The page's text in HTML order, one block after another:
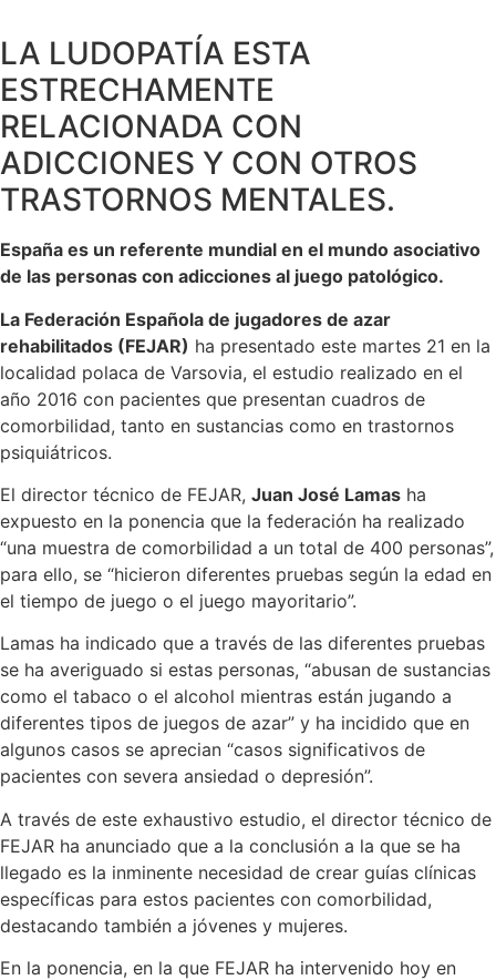
LA LUDOPATÍA ESTA
ESTRECHAMENTE
RELACIONADA CON
ADICCIONES Y CON OTROS
TRASTORNOS MENTALES.
España es un referente mundial en el mundo asociativo
de las personas con adicciones al juego patológico.
La Federación Española de jugadores de azar
rehabilitados (FEJAR) ha presentado este martes 21 en la
localidad polaca de Varsovia, el estudio realizado en el
año 2016 con pacientes que presentan cuadros de
comorbilidad, tanto en sustancias como en trastornos
psiquiátricos.
El director técnico de FEJAR, Juan José Lamas ha
expuesto en la ponencia que la federación ha realizado
“una muestra de comorbilidad a un total de 400 personas”,
para ello, se “hicieron diferentes pruebas según la edad en
el tiempo de juego o el juego mayoritario”.
Lamas ha indicado que a través de las diferentes pruebas
se ha averiguado si estas personas, “abusan de sustancias
como el tabaco o el alcohol mientras están jugando a
diferentes tipos de juegos de azar” y ha incidido que en
algunos casos se aprecian “casos significativos de
pacientes con severa ansiedad o depresión”.
A través de este exhaustivo estudio, el director técnico de
FEJAR ha anunciado que a la conclusión a la que se ha
llegado es la inminente necesidad de crear guías clínicas
específicas para estos pacientes con comorbilidad,
destacando también a jóvenes y mujeres.
En la ponencia, en la que FEJAR ha intervenido hoy en